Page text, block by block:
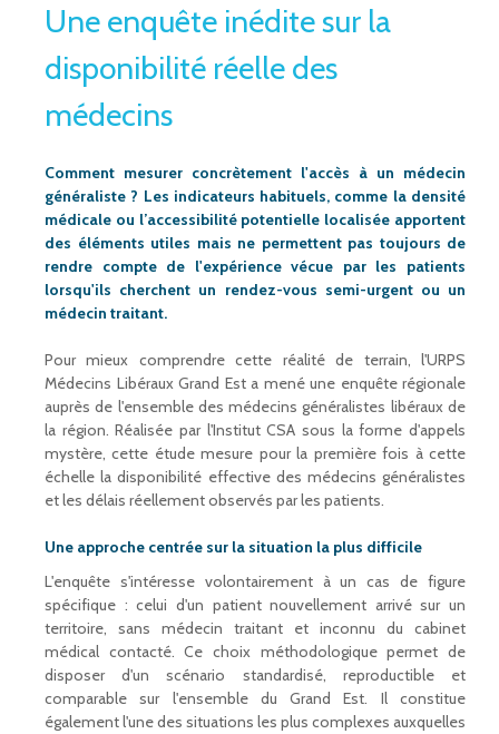
Une enquête inédite sur la
disponibilité réelle des
médecins
Comment mesurer concrètement l'accès à un médecin
généraliste ? Les indicateurs habituels, comme la densité
médicale ou l’accessibilité potentielle localisée apportent
des éléments utiles mais ne permettent pas toujours de
rendre compte de l'expérience vécue par les patients
lorsqu'ils cherchent un rendez-vous semi-urgent ou un
médecin traitant.
Pour mieux comprendre cette réalité de terrain, l'URPS
Médecins Libéraux Grand Est a mené une enquête régionale
auprès de l'ensemble des médecins généralistes libéraux de
la région. Réalisée par l'Institut CSA sous la forme d'appels
mystère, cette étude mesure pour la première fois à cette
échelle la disponibilité effective des médecins généralistes
et les délais réellement observés par les patients.
Une approche centrée sur la situation la plus difficile
L'enquête s'intéresse volontairement à un cas de figure
spécifique : celui d'un patient nouvellement arrivé sur un
territoire, sans médecin traitant et inconnu du cabinet
médical contacté. Ce choix méthodologique permet de
disposer d'un scénario standardisé, reproductible et
comparable sur l'ensemble du Grand Est. Il constitue
également l'une des situations les plus complexes auxquelles